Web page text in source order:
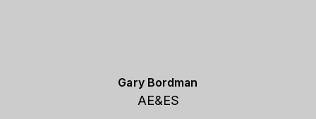
Gary Bordman
AE&ES